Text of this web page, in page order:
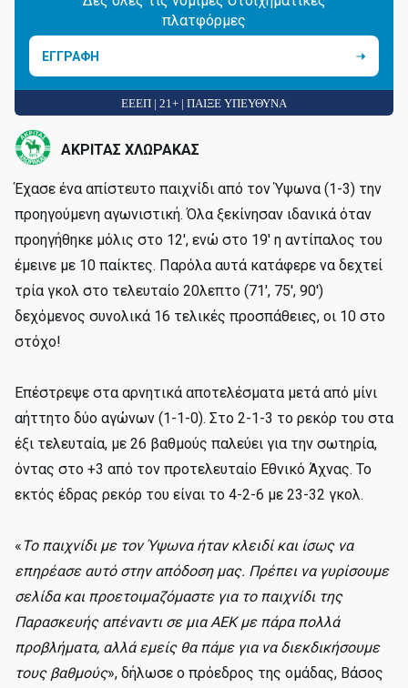
πλατφόρμες
ΕΓΓΡΑΦΗ
ΕΕΕΠ | 21+ | ΠΑΙΞΕ ΥΠΕΥΘΥΝΑ
ΑΚΡΙΤΑΣ ΧΛΩΡΑΚΑΣ
Έχασε ένα απίστευτο παιχνίδι από τον Ύψωνα (1-3) την
προηγούμενη αγωνιστική. Όλα ξεκίνησαν ιδανικά όταν
προηγήθηκε μόλις στο 12', ενώ στο 19' η αντίπαλος του
έμεινε με 10 παίκτες. Παρόλα αυτά κατάφερε να δεχτεί
τρία γκολ στο τελευταίο 20λεπτο (71', 75', 90')
δεχόμενος συνολικά 16 τελικές προσπάθειες, οι 10 στο
στόχο!
Επέστρεψε στα αρνητικά αποτελέσματα μετά από μίνι
αήττητο δύο αγώνων (1-1-0). Στο 2-1-3 το ρεκόρ του στα
έξι τελευταία, με 26 βαθμούς παλεύει για την σωτηρία,
όντας στο +3 από τον προτελευταίο Εθνικό Άχνας. Το
εκτός έδρας ρεκόρ του είναι το 4-2-6 με 23-32 γκολ.
« Το παιχνίδι με τον Ύψωνα ήταν κλειδί και ίσως να
επηρέασε αυτό στην απόδοση μας. Πρέπει να γυρίσουμε
σελίδα και προετοιμαζόμαστε για το παιχνίδι της
Παρασκευής απέναντι σε μια ΑΕΚ με πάρα πολλά
προβλήματα, αλλά εμείς θα πάμε για να διεκδικήσουμε
τους βαθμούς», δήλωσε ο πρόεδρος της ομάδας, Βάσος